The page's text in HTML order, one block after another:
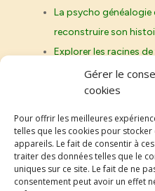
Gérer le
cookies
Pour offrir les meilleures
telles que les cookies pour
appareils. Le fait de consentir à
traiter des données telles que le
uniques sur ce site. Le fait de ne
consentement peut avoir un effet
La psycho généalogie
reconstruire son
Explorer les racines
pour la guérison…
Comprendre les